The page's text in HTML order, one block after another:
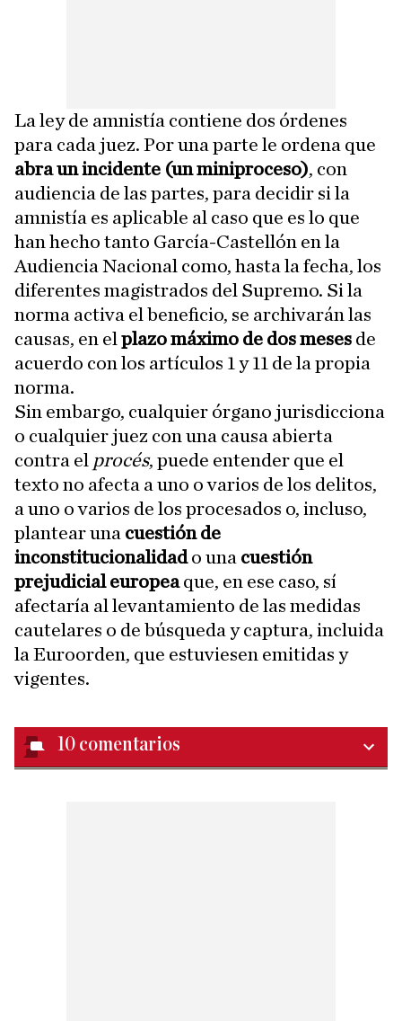
La ley de amnistía contiene dos órdenes
para cada juez. Por una parte le ordena que
abra un incidente (un miniproceso), con
audiencia de las partes, para decidir si la
amnistía es aplicable al caso que es lo que
han hecho tanto García-Castellón en la
Audiencia Nacional como, hasta la fecha, los
diferentes magistrados del Supremo. Si la
norma activa el beneficio, se archivarán las
causas, en el plazo máximo de dos meses de
acuerdo con los artículos 1 y 11 de la propia
norma.
Sin embargo, cualquier órgano jurisdicciona
o cualquier juez con una causa abierta
contra el procés, puede entender que el
texto no afecta a uno o varios de los delitos,
a uno o varios de los procesados o, incluso,
plantear una cuestión de
inconstitucionalidado una cuestión
prejudicial europeaque, en ese caso, sí
afectaría al levantamiento de las medidas
cautelares o de búsqueda y captura, incluida
la Euroorden, que estuviesen emitidas y
vigentes.
10 comentarios